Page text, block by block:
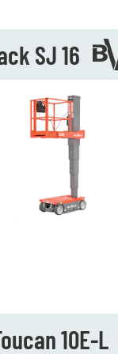
SJ 16
10E-L